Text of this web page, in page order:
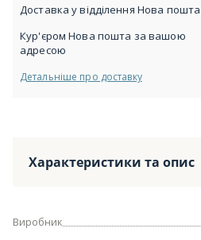
Доставка у відділення Нова пошта
Кур'єром Нова пошта за вашою
адресою
Детальніше про доставку
Характеристики та опис
Виробник